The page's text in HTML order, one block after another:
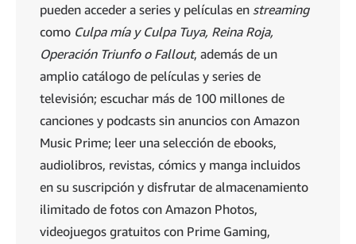
pueden acceder a series y películas en streaming
como Culpa mía y Culpa Tuya, Reina Roja,
Operación Triunfo o Fallout, además de un
amplio catálogo de películas y series de
televisión; escuchar más de 100 millones de
canciones y podcasts sin anuncios con Amazon
Music Prime; leer una selección de ebooks,
audiolibros, revistas, cómics y manga incluidos
en su suscripción y disfrutar de almacenamiento
ilimitado de fotos con Amazon Photos,
videojuegos gratuitos con Prime Gaming,